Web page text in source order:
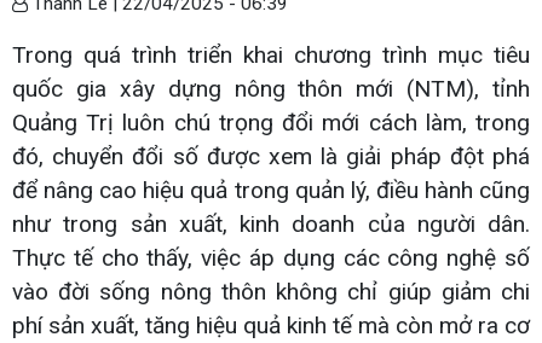
Trong quá trình triển khai chương trình mục tiêu
quốc gia xây dựng nông thôn mới (NTM), tỉnh
Quảng Trị luôn chú trọng đổi mới cách làm, trong
đó, chuyển đổi số được xem là giải pháp đột phá
để nâng cao hiệu quả trong quản lý, điều hành cũng
như trong sản xuất, kinh doanh của người dân.
Thực tế cho thấy, việc áp dụng các công nghệ số
vào đời sống nông thôn không chỉ giúp giảm chi
phí sản xuất, tăng hiệu quả kinh tế mà còn mở ra cơ